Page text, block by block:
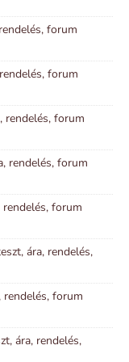
forum
forum
rendelés, forum
rendelés, forum
rendelés, forum
ára, rendelés,
rendelés, forum
ára, rendelés,